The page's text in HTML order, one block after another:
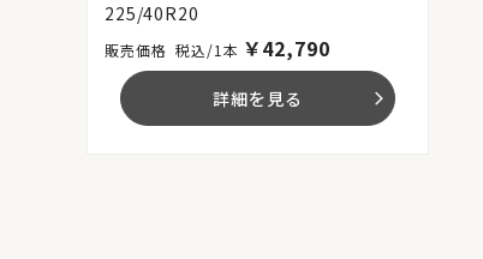
225/40R20
税込/1本 ￥42,790
詳細を見る arrow_forward_ios